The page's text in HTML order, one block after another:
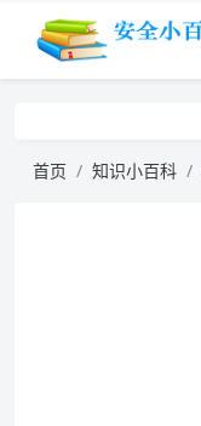
首页 知识小百科